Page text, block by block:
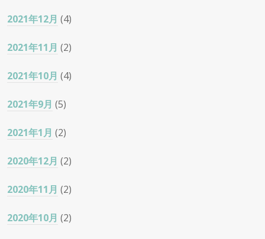
2021年12月 (4)
2021年11月 (2)
2021年10月 (4)
2021年9月 (5)
2021年1月 (2)
2020年12月 (2)
2020年11月 (2)
2020年10月 (2)